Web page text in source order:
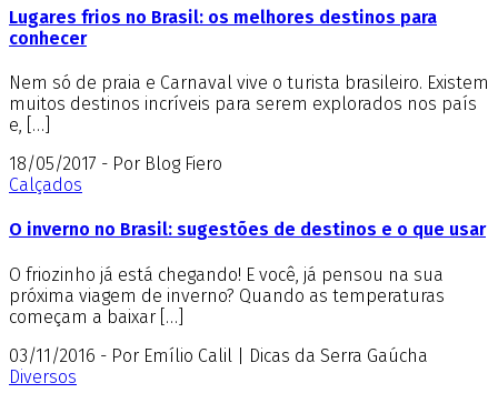
Lugares frios no Brasil: os melhores destinos para
conhecer
Nem só de praia e Carnaval vive o turista brasileiro. Existem
muitos destinos incríveis para serem explorados nos país
e, […]
18/05/2017 - Por Blog Fiero
Calçados
O inverno no Brasil: sugestões de destinos e o que usar
O friozinho já está chegando! E você, já pensou na sua
próxima viagem de inverno? Quando as temperaturas
começam a baixar […]
03/11/2016 - Por Emílio Calil | Dicas da Serra Gaúcha
Diversos